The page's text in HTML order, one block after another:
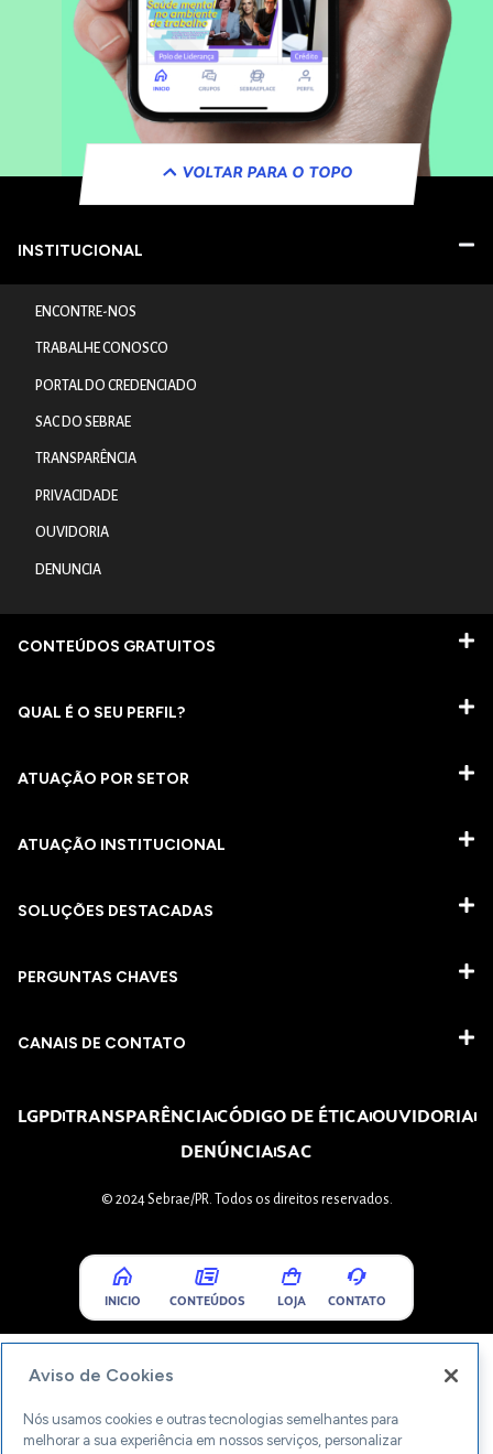
VOLTAR PARA O TOPO
INSTITUCIONAL
ENCONTRE-NOS
TRABALHE CONOSCO
PORTAL DO CREDENCIADO
SAC DO SEBRAE
TRANSPARÊNCIA
PRIVACIDADE
OUVIDORIA
DENUNCIA
CONTEÚDOS GRATUITOS
QUAL É O SEU PERFIL?
ATUAÇÃO POR SETOR
ATUAÇÃO INSTITUCIONAL
SOLUÇÕES DESTACADAS
PERGUNTAS CHAVES​
CANAIS DE CONTATO
LGPDTRANSPARÊNCIACÓDIGO DE ÉTICAOUVIDORIA
DENÚNCIASAC
© 2024 Sebrae/PR. Todos os direitos reservados.
INICIO CONTEÚDOS LOJA CONTATO
Aviso de Cookies
Nós usamos cookies e outras tecnologias semelhantes para
melhorar a sua experiência em nossos serviços, personalizar